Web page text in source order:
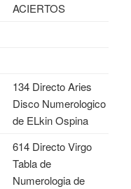
ACIERTOS
134 Directo Aries
Disco Numerologico
de ELkin Ospina
614 Directo Virgo
Tabla de
Numerologia de